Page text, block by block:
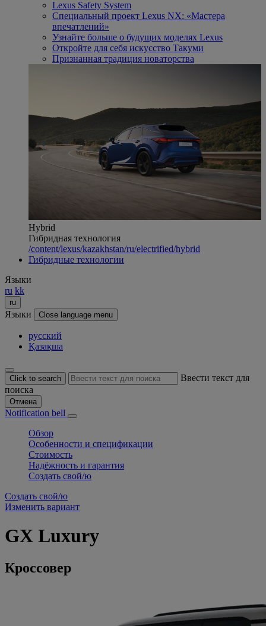
Lexus Safety System
Специальный проект Lexus NX: «Мастера
впечатлений»
Узнайте больше о будущих моделях Lexus
Откройте для себя искусство Такуми
Признанная традиция новаторства
Hybrid
Гибридная технология
/content/lexus/kazakhstan/ru/electrified/hybrid
Гибридные технологии
Языки
ru kk
ru
Языки Close language menu
русский
Қазақша
Click to search
Ввести текст для
поиска
Отмена
Notification bell
Обзор
Особенности и спецификации
Стоимость
Надёжность и гарантия
Создать свой/ю
Создать свой/ю
Изменить вариант
GX Luxury
Кроссовер